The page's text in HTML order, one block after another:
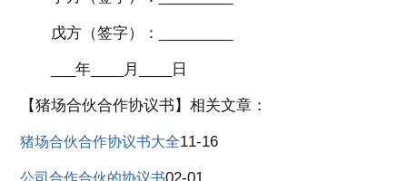
戊方（签字）：_________
___年____月____日
【猪场合伙合作协议书】相关文章：
猪场合伙合作协议书大全11-16
公司合作合伙的协议书